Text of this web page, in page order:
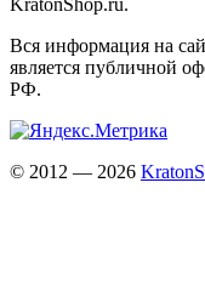
KratonShop.ru.
Вся информация на
является публичной
РФ.
© 2012 — 2026